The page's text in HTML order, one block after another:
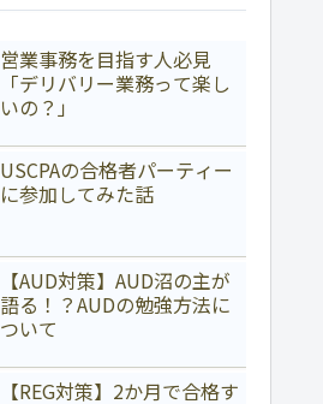
営業事務を目指す人必見
「デリバリー業務って楽し
いの？」
USCPAの合格者パーティー
に参加してみた話
【AUD対策】AUD沼の主が
語る！？AUDの勉強方法に
ついて
【REG対策】2か月で合格す